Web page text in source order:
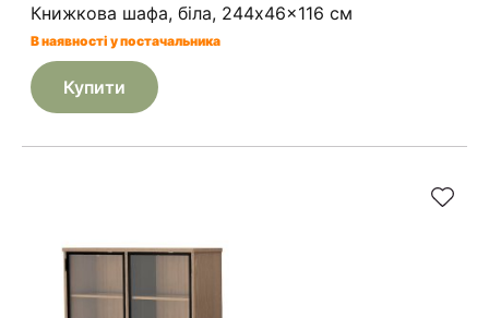
Книжкова шафа, біла, 244x46x116 см
В наявності у постачальника
Купити